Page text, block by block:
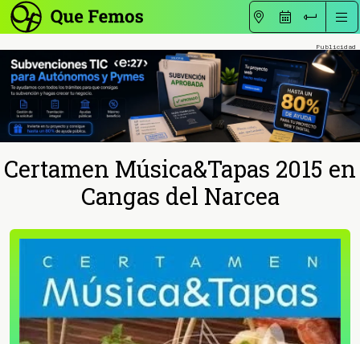
Certamen Música&Tapas 2015 en
Cangas del Narcea